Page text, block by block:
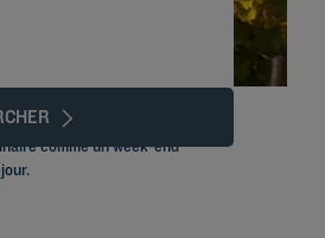
comme un week-end